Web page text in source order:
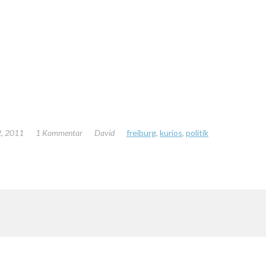
2011 1 Kommentar David freiburg, kurios, politik